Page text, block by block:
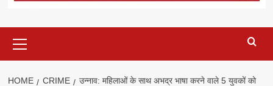
Menu
HOME CRIME
उन्नाव: महिलाओं के साथ अभद्र भाषा करने वाले 5 युवकों को